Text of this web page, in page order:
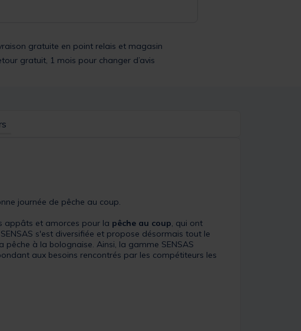
gratuite en point relais et magasin
gratuit, 1 mois pour changer d’avis
journée de pêche au coup.
appâts et amorces pour la pêche au coup , qui ont
s'est diversifiée et propose désormais tout le
à la bolognaise. Ainsi, la gamme SENSAS
aux besoins rencontrés par les compétiteurs les